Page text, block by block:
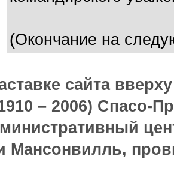
(Окончание на
сайта
– 2006) Спасо-
Мансонвилль,